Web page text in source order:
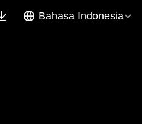
Bahasa Indonesia